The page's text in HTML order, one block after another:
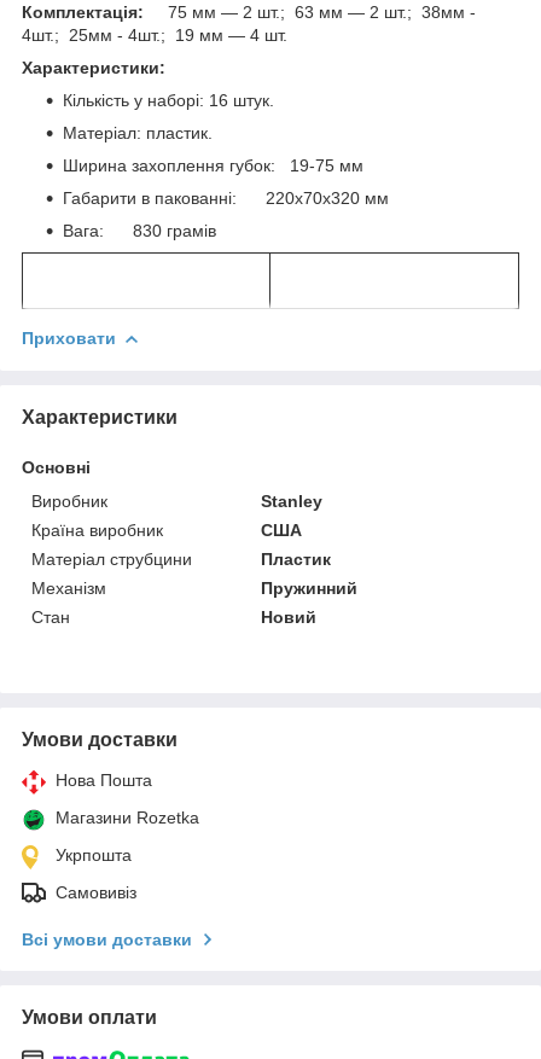
Комплектація: 75 мм — 2 шт.; 63 мм — 2 шт.; 38мм -
4шт.; 25мм - 4шт.; 19 мм — 4 шт.
Характеристики:
Кількість у наборі: 16 штук.
Матеріал: пластик.
Ширина захоплення губок: 19-75 мм
Габарити в пакованні: 220х70х320 мм
Вага: 830 грамів
Приховати
Характеристики
Основні
Виробник
Stanley
Країна виробник
США
Матеріал струбцини
Пластик
Механізм
Пружинний
Стан
Новий
Умови доставки
Нова Пошта
Магазини Rozetka
Укрпошта
Самовивіз
Всі умови доставки
Умови оплати